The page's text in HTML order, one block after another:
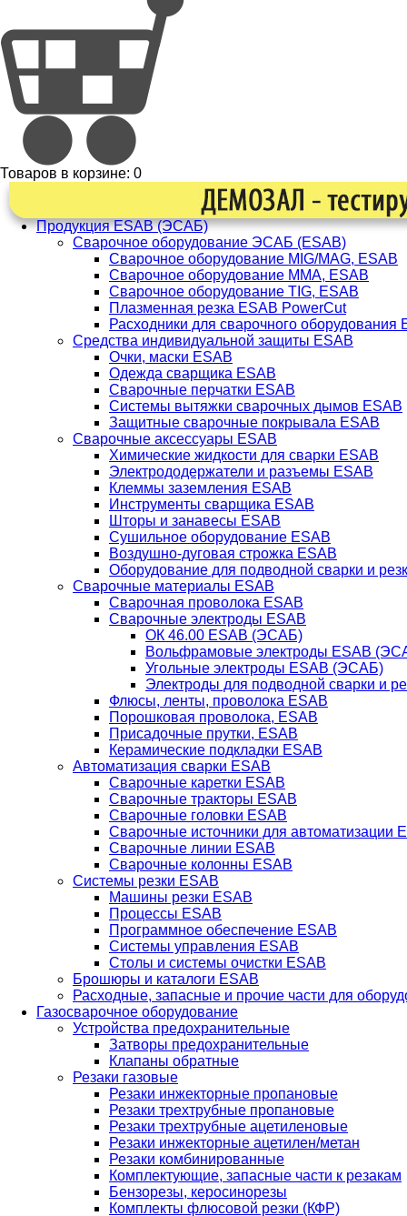
Товаров в корзине: 0
Продукция ESAB (ЭСАБ)
Сварочное оборудование ЭСАБ (ESAB)
Сварочное оборудование MIG/MAG, ESAB
Сварочное оборудование ММА, ESAB
Сварочное оборудование TIG, ESAB
Плазменная резка ESAB PowerCut
Расходники для сварочного оборудования
Средства индивидуальной защиты ESAB
Очки, маски ESAB
Одежда сварщика ESAB
Сварочные перчатки ESAB
Системы вытяжки сварочных дымов ESAB
Защитные сварочные покрывала ESAB
Сварочные аксессуары ESAB
Химические жидкости для сварки ESAB
Электрододержатели и разъемы ESAB
Клеммы заземления ESAB
Инструменты сварщика ESAB
Шторы и занавесы ESAB
Сушильное оборудование ESAB
Воздушно-дуговая строжка ESAB
Оборудование для подводной сварки и
Сварочные материалы ESAB
Сварочная проволока ESAB
Сварочные электроды ESAB
ОК 46.00 ESAB (ЭСАБ)
Вольфрамовые электроды ESAB
Угольные электроды ESAB (ЭСАБ)
Электроды для подводной сварки и
Флюсы, ленты, проволока ESAB
Порошковая проволока, ESAB
Присадочные прутки, ESAB
Керамические подкладки ESAB
Автоматизация сварки ESAB
Сварочные каретки ESAB
Сварочные тракторы ESAB
Сварочные головки ESAB
Сварочные источники для автоматизации
Сварочные линии ESAB
Сварочные колонны ESAB
Системы резки ESAB
Машины резки ESAB
Процессы ESAB
Программное обеспечение ESAB
Системы управления ESAB
Столы и системы очистки ESAB
Брошюры и каталоги ESAB
Расходные, запасные и прочие части для
Газосварочное оборудование
Устройства предохранительные
Затворы предохранительные
Клапаны обратные
Резаки газовые
Резаки инжекторные пропановые
Резаки трехтрубные пропановые
Резаки трехтрубные ацетиленовые
Резаки инжекторные ацетилен/метан
Резаки комбинированные
Комплектующие, запасные части к резакам
Бензорезы, керосинорезы
Комплекты флюсовой резки (КФР)